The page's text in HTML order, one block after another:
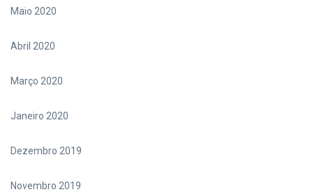
Maio 2020
Abril 2020
Março 2020
Janeiro 2020
Dezembro 2019
Novembro 2019